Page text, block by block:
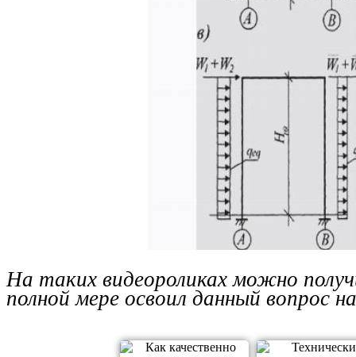
На таких видеороликах можно
полной мере освоил данный вопрос